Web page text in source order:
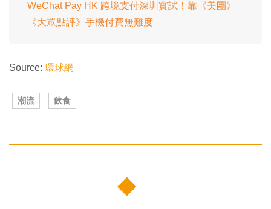
WeChat Pay HK 跨境支付深圳實試！靠《美團》
《大眾點評》手機付費無難度
Source: 環球網
潮流 飲食